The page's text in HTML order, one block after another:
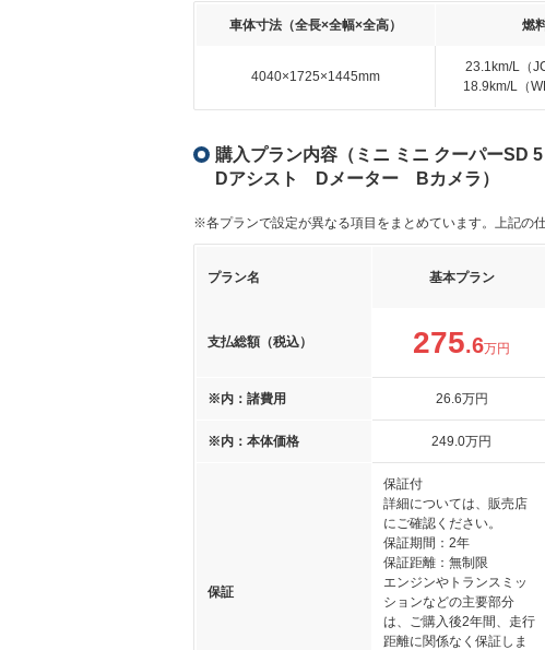
車体寸法（全長×全幅×全高） 燃
4040×1725×1445mm
23.1km/L（
18.9km/L（
購入プラン内容（ミニ ミニ クーパーSD
Dアシスト Dメーター Bカメラ）
※各プランで設定が異なる項目をまとめています。上記の
プラン名 基本プラン
支払総額（税込） 275.6万円
※内：諸費用 26.6万円
※内：本体価格 249.0万円
保証
保証付
詳細については、販売店
にご確認ください。
保証期間：2年
保証距離：無制限
エンジンやトランスミッ
ションなどの主要部分
は、ご購入後2年間、走行
距離に関係なく保証しま